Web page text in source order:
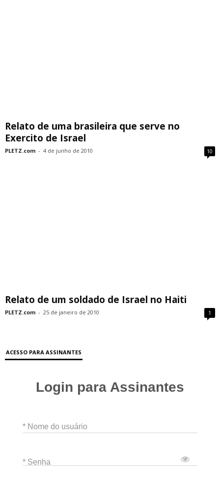
Relato de uma brasileira que serve no
Exercito de Israel
PLETZ.com - 4 de junho de 2010 10
Relato de um soldado de Israel no Haiti
PLETZ.com - 25 de janeiro de 2010 1
ACESSO PARA ASSINANTES
Login para Assinantes
* Nome do usuário
* Senha